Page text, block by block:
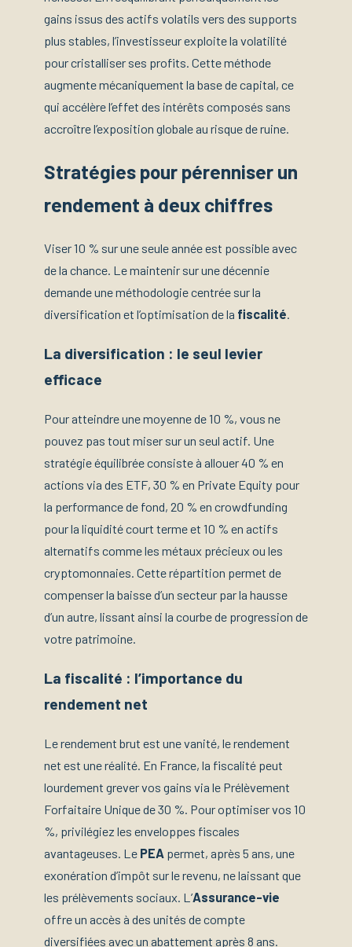
gains issus des actifs volatils vers des supports
plus stables, l’investisseur exploite la volatilité
pour cristalliser ses profits. Cette méthode
augmente mécaniquement la base de capital, ce
qui accélère l’effet des intérêts composés sans
accroître l’exposition globale au risque de ruine.
Stratégies pour pérenniser un
rendement à deux chiffres
Viser 10 % sur une seule année est possible avec
de la chance. Le maintenir sur une décennie
demande une méthodologie centrée sur la
diversification et l’optimisation de la fiscalité.
La diversification : le seul levier
efficace
Pour atteindre une moyenne de 10 %, vous ne
pouvez pas tout miser sur un seul actif. Une
stratégie équilibrée consiste à allouer 40 % en
actions via des ETF, 30 % en Private Equity pour
la performance de fond, 20 % en crowdfunding
pour la liquidité court terme et 10 % en actifs
alternatifs comme les métaux précieux ou les
cryptomonnaies. Cette répartition permet de
compenser la baisse d’un secteur par la hausse
d’un autre, lissant ainsi la courbe de progression de
votre patrimoine.
La fiscalité : l’importance du
rendement net
Le rendement brut est une vanité, le rendement
net est une réalité. En France, la fiscalité peut
lourdement grever vos gains via le Prélèvement
Forfaitaire Unique de 30 %. Pour optimiser vos 10
%, privilégiez les enveloppes fiscales
avantageuses. Le PEA permet, après 5 ans, une
exonération d’impôt sur le revenu, ne laissant que
les prélèvements sociaux. L’Assurance-vie
offre un accès à des unités de compte
diversifiées avec un abattement après 8 ans.